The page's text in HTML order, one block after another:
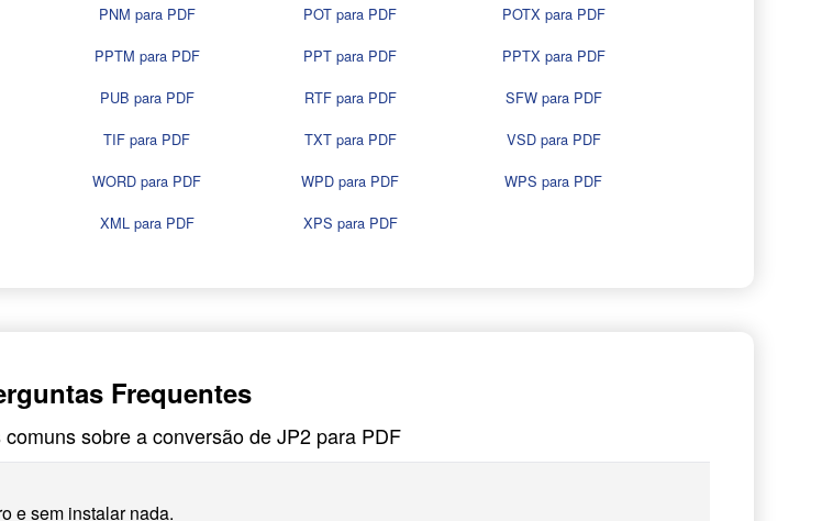
PNM para PDF POT para PDF
POTX para PDF
PPTM para PDF PPT para PDF
PPTX para PDF
PUB para PDF RTF para PDF
SFW para PDF
TIF para PDF TXT para PDF
VSD para PDF
WORD para PDF WPD para PDF
WPS para PDF
XML para PDF XPS para PDF
Frequentes
sobre a conversão de JP2 para PDF
e sem instalar nada.